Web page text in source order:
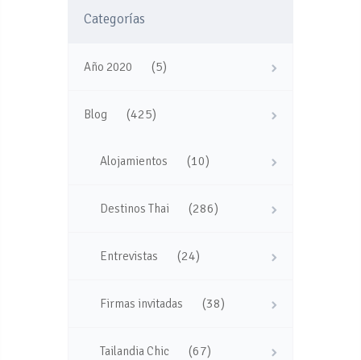
Categorías
Año 2020 (5)
Blog (425)
Alojamientos (10)
Destinos Thai (286)
Entrevistas (24)
Firmas invitadas (38)
Tailandia Chic (67)